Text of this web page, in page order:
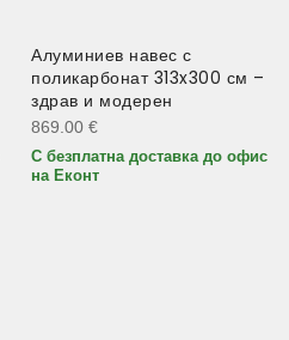
Алуминиев навес с
поликарбонат 313x300 см –
здрав и модерен
869.00 €
С безплатна доставка до офис
на Еконт